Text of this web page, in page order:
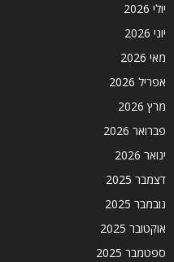
יולי 2026
יוני 2026
מאי 2026
אפריל 2026
מרץ 2026
פברואר 2026
ינואר 2026
דצמבר 2025
נובמבר 2025
אוקטובר 2025
ספטמבר 2025